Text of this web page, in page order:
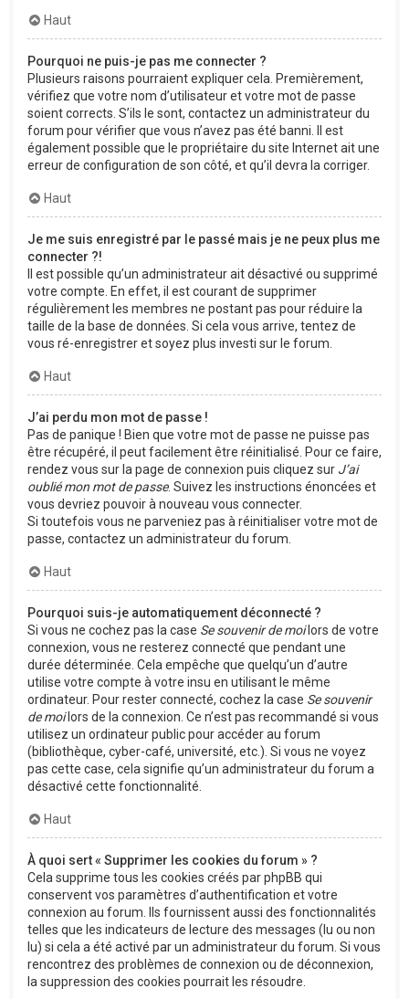
Haut
Pourquoi ne puis-je pas me connecter ?
Plusieurs raisons pourraient expliquer cela. Premièrement,
vérifiez que votre nom d’utilisateur et votre mot de passe
soient corrects. S’ils le sont, contactez un administrateur du
forum pour vérifier que vous n’avez pas été banni. Il est
également possible que le propriétaire du site Internet ait une
erreur de configuration de son côté, et qu’il devra la corriger.
Haut
Je me suis enregistré par le passé mais je ne peux plus me
connecter ?!
Il est possible qu’un administrateur ait désactivé ou supprimé
votre compte. En effet, il est courant de supprimer
régulièrement les membres ne postant pas pour réduire la
taille de la base de données. Si cela vous arrive, tentez de
vous ré-enregistrer et soyez plus investi sur le forum.
Haut
J’ai perdu mon mot de passe !
Pas de panique ! Bien que votre mot de passe ne puisse pas
être récupéré, il peut facilement être réinitialisé. Pour ce faire,
rendez vous sur la page de connexion puis cliquez sur J’ai
oublié mon mot de passe. Suivez les instructions énoncées et
vous devriez pouvoir à nouveau vous connecter.
Si toutefois vous ne parveniez pas à réinitialiser votre mot de
passe, contactez un administrateur du forum.
Haut
Pourquoi suis-je automatiquement déconnecté ?
Si vous ne cochez pas la case Se souvenir de moilors de votre
connexion, vous ne resterez connecté que pendant une
durée déterminée. Cela empêche que quelqu’un d’autre
utilise votre compte à votre insu en utilisant le même
ordinateur. Pour rester connecté, cochez la case Se souvenir
de moilors de la connexion. Ce n’est pas recommandé si vous
utilisez un ordinateur public pour accéder au forum
(bibliothèque, cyber-café, université, etc.). Si vous ne voyez
pas cette case, cela signifie qu’un administrateur du forum a
désactivé cette fonctionnalité.
Haut
À quoi sert « Supprimer les cookies du forum » ?
Cela supprime tous les cookies créés par phpBB qui
conservent vos paramètres d’authentification et votre
connexion au forum. Ils fournissent aussi des fonctionnalités
telles que les indicateurs de lecture des messages (lu ou non
lu) si cela a été activé par un administrateur du forum. Si vous
rencontrez des problèmes de connexion ou de déconnexion,
la suppression des cookies pourrait les résoudre.